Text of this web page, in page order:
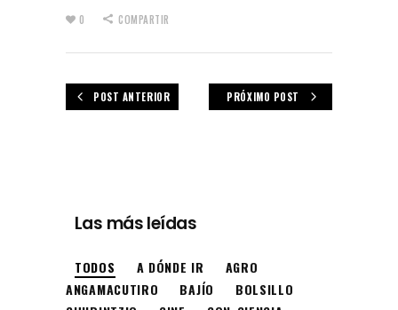
0 COMPARTIR
POST ANTERIOR PRÓXIMO POST
Las más leídas
TODOS A DÓNDE IR
AGRO
ANGAMACUTIRO
BAJÍO
BOLSILLO